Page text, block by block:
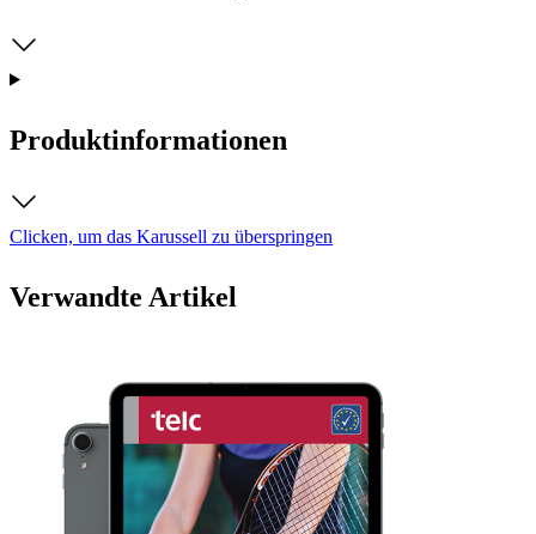
Produktinformationen
Clicken, um das Karussell zu überspringen
Verwandte Artikel